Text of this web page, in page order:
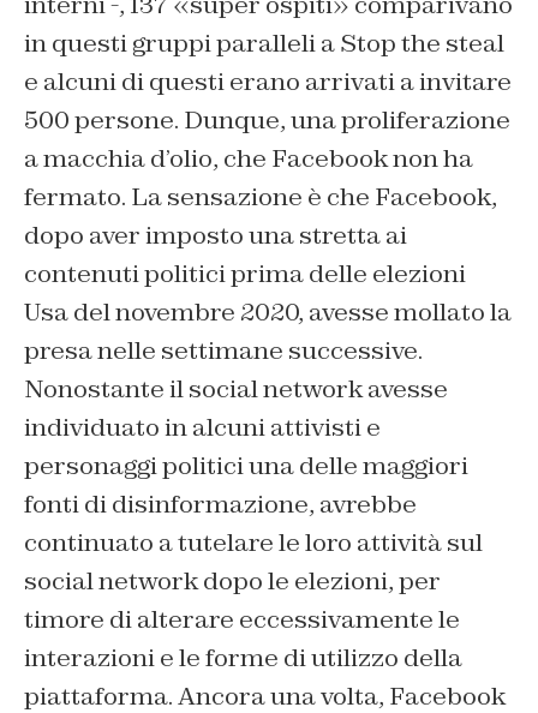
in questi gruppi paralleli a Stop the steal
e alcuni di questi erano arrivati a invitare
500 persone. Dunque, una proliferazione
a macchia d’olio, che Facebook non ha
fermato. La sensazione è che Facebook,
dopo aver imposto una stretta ai
contenuti politici prima delle elezioni
Usa del novembre 2020, avesse mollato la
presa nelle settimane successive.
Nonostante il social network avesse
individuato in alcuni attivisti e
personaggi politici una delle maggiori
fonti di disinformazione, avrebbe
continuato a tutelare le loro attività sul
social network dopo le elezioni, per
timore di alterare eccessivamente le
interazioni e le forme di utilizzo della
piattaforma. Ancora una volta, Facebook